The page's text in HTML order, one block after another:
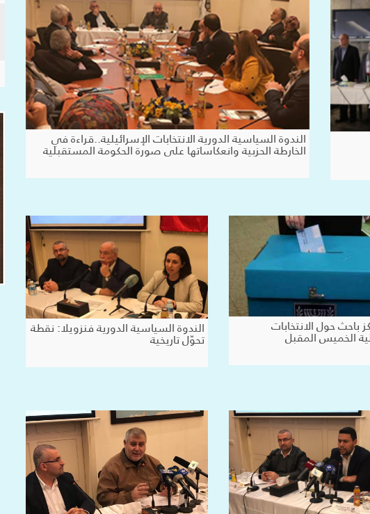
الندوة السياسية الدورية الانتخابات الإسرائيلية..قراءة في
الخارطة الحزبية وانعكاساتها على صورة الحكومة المستقبلية
باحث حول الانتخابات
الخميس المقبل
الندوة السياسية الدورية فنزويلا: نقطة
تحوّل تاريخية